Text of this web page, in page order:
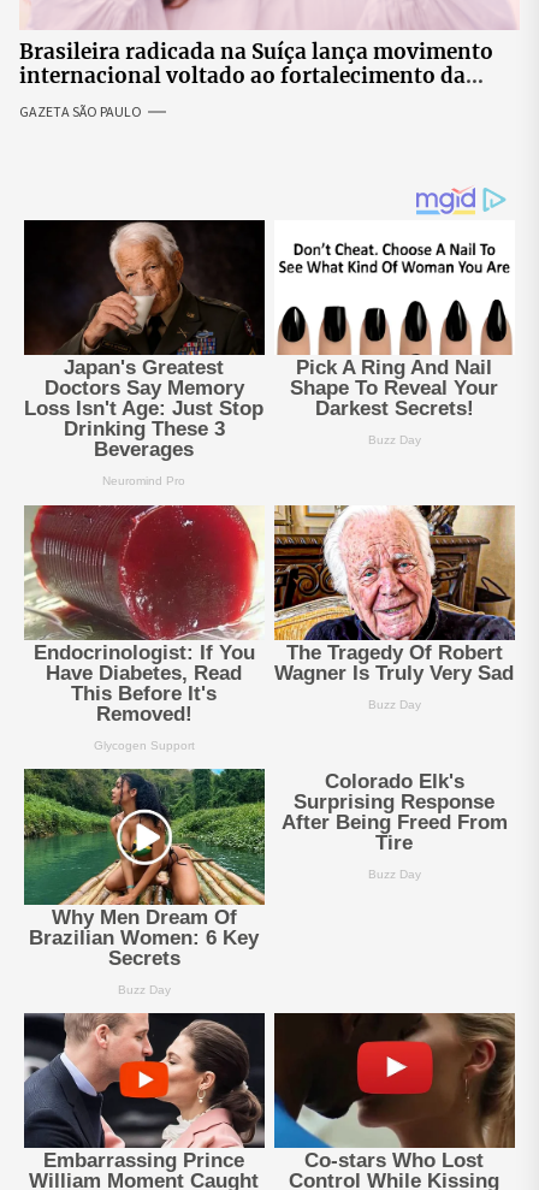
Brasileira radicada na Suíça lança movimento
internacional voltado ao fortalecimento da
identidade feminina
GAZETA SÃO PAULO